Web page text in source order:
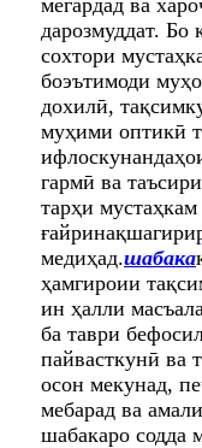
дарозмуддат. Бо
сохтори
боэътимоди
дохилӣ,
муҳими оптикӣ
гармӣ ва
тарҳи
медиҳад.шабака
ҳамгироии
ин ҳалли
ба таври
пайвасткунӣ ва
осон мекунад,
мебарад ва
шабакаро содда